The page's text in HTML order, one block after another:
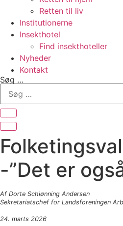
Retten til liv
Institutionerne
Insekthotel
Find insekthoteller
Nyheder
Kontakt
Søg …
-”Det er
Af Dorte Schiønning Andersen
Sekretariatschef for Landsforeningen
24. marts 2026